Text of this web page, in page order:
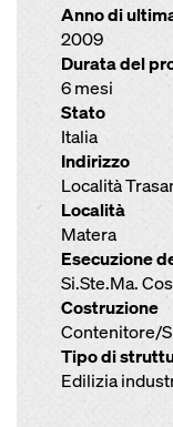
Anno di
2009
Durata del
6 mesi
Stato
Italia
Indirizzo
Località
Località
Matera
Esecuzione
Si.Ste.Ma.
Costruzione
Contenitore/
Tipo di
Edilizia